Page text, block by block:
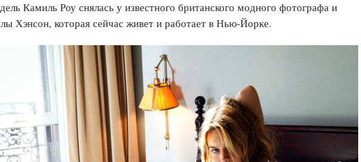
Камиль Роу снялась у известного британского модного фотографа и
Хэнсон, которая сейчас живет и работает в Нью-Йорке.